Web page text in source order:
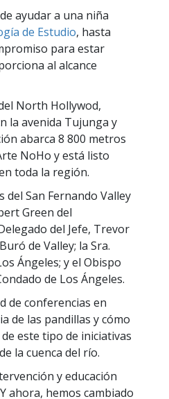
ayudar a una niña
de Estudio, hasta
para estar
al alcance
North Hollywod,
la avenida Tujunga y
abarca 8 800 metros
NoHo y está listo
toda la región.
San Fernando Valley
Green del
del Jefe, Trevor
de Valley; la Sra.
Ángeles; y el Obispo
de Los Ángeles.
de conferencias en
de las pandillas y cómo
este tipo de iniciativas
la cuenca del río.
y educación
ahora, hemos cambiado